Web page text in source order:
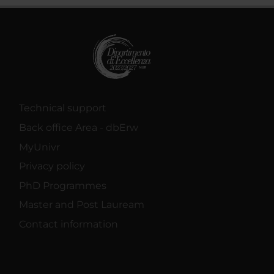
Technical support
Back office Area - dbErw
MyUnivr
Privacy policy
PhD Programmes
Master and Post Lauream
Contact information